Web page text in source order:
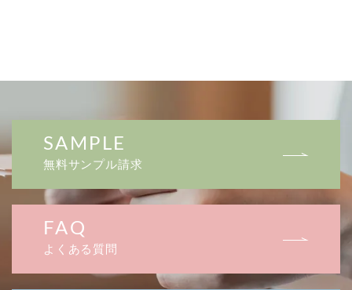
SAMPLE
無料サンプル請求
FAQ
よくある質問